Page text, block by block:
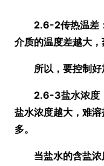
2.6-2传热温差
介质的温度差越大，
所以，要控制好
2.6-3盐水浓度
盐水浓度越大，难
多。
当盐水的含盐